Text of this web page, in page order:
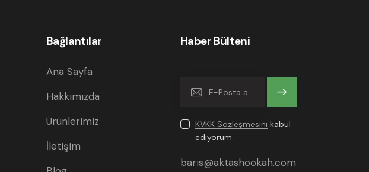
Bağlantılar
Ana Sayfa
Hakkımızda
Ürünlerimiz
İletişim
Haber Bülteni
Gönder
KVKK Sözleşmesini kabul
ediyorum.
baris@aktashookah.com